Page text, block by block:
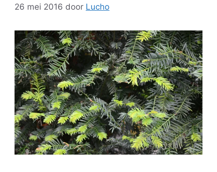
26 mei 2016 door Lucho